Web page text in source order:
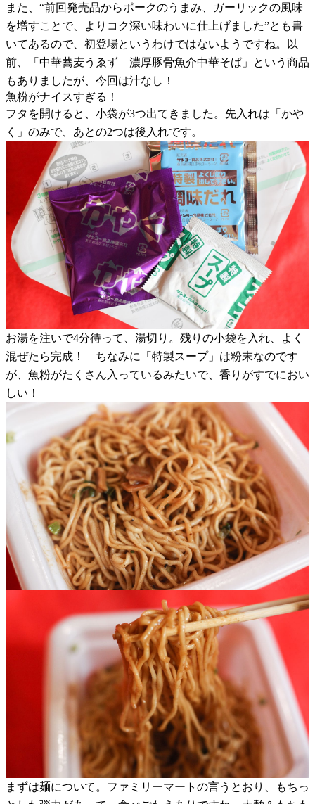
また、“前回発売品からポークのうまみ、ガーリックの風味
を増すことで、よりコク深い味わいに仕上げました”とも書
いてあるので、初登場というわけではないようですね。以
前、「中華蕎麦うゑず 濃厚豚骨魚介中華そば」という商品
もありましたが、今回は汁なし！
魚粉がナイスすぎる！
フタを開けると、小袋が3つ出てきました。先入れは「かや
く」のみで、あとの2つは後入れです。
お湯を注いで4分待って、湯切り。残りの小袋を入れ、よく
混ぜたら完成！ ちなみに「特製スープ」は粉末なのです
が、魚粉がたくさん入っているみたいで、香りがすでにおい
しい！
まずは麺について。ファミリーマートの言うとおり、もちっ